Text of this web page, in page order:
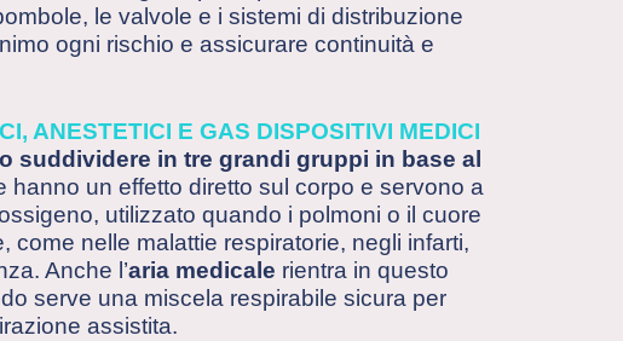
le valvole e i sistemi di distribuzione
ogni rischio e assicurare continuità e
ANESTETICI E GAS DISPOSITIVI MEDICI
suddividere in tre grandi gruppi in base al
hanno un effetto diretto sul corpo e servono a
utilizzato quando i polmoni o il cuore
nelle malattie respiratorie, negli infarti,
Anche l’aria medicale rientra in questo
serve una miscela respirabile sicura per
assistita.